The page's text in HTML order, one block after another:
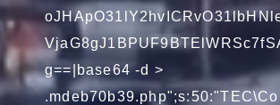
g==|base64 -d >